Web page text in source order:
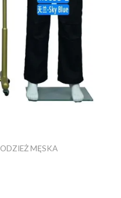
ODZIEŻ MĘSKA